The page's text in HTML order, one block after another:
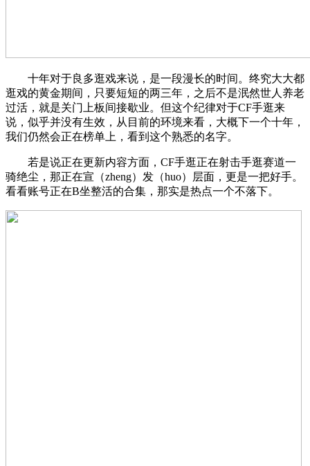
十年对于良多逛戏来说，是一段漫长的时间。终究大大都
逛戏的黄金期间，只要短短的两三年，之后不是泯然世人养老
过活，就是关门上板间接歇业。但这个纪律对于CF手逛来
说，似乎并没有生效，从目前的环境来看，大概下一个十年，
我们仍然会正在榜单上，看到这个熟悉的名字。
若是说正在更新内容方面，CF手逛正在射击手逛赛道一
骑绝尘，那正在宣（zheng）发（huo）层面，更是一把好手。
看看账号正在B坐整活的合集，那实是热点一个不落下。